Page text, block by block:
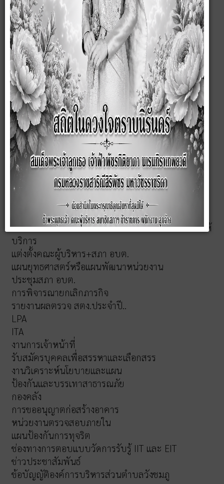
หน้าหลัก
ประวัติความเป็นมา
สภาพและข้อมูลพื้นฐาน
วิสัยทัศน์/พันธกิจ
โครงสร้าง
ข้อมูลผู้บริหาร
ข้อมูลการติดต่อ
Social Network
Q&Aเว็บบอร์ด
E-Service
ร้องเรียนทุจริต
ช่องทางการรับฟังความคิดเห็น
อำนาจหน้าที่
กฏหมายที่เกี่ยวข้อง
นโยบายการบริหารงาน
ข้อบัญญัติงบประมาณรายจ่ายประจำปีงบประมาณ
รายงานผลการปฏิบัติงาน
รายงานผลการสำรวจและประเมินความพึงพอใจการให้
บริการ
แต่งตั้งคณะผู้บริหาร+สภา อบต.
แผนยุทธศาสตร์หรือแผนพัฒนาหน่วยงาน
ประชุมสภา อบต.
การพิจารณายกเลิกภารกิจ
รายงานผลตรวจ สตง.ประจำปี..
LPA
ITA
งานการเจ้าหน้าที่
รับสมัครบุคคลเพื่อสรรหาและเลือกสรร
งานวิเคราะห์นโยบายและแผน
ป้องกันและบรรเทาสาธารณภัย
กองคลัง
การขออนุญาตก่อสร้างอาคาร
หน่วยงานตรวจสอบภายใน
แผนป้องกันการทุจริต
ช่องทางการตอบแบบวัดการรับรู้ IIT และ EIT
ข่าวประชาสัมพันธ์
ข้อบัญญัติองค์การบริหารส่วนตำบลวังชมภู